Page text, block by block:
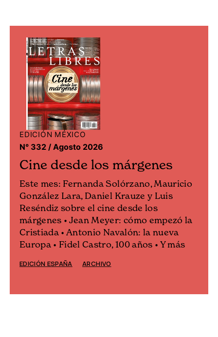
EDICIÓN MÉXICO
N° 332 / Agosto 2026
Cine desde los márgenes
Este mes: Fernanda Solórzano, Mauricio
González Lara, Daniel Krauze y Luis
Reséndiz sobre el cine desde los
márgenes • Jean Meyer: cómo empezó la
Cristiada • Antonio Navalón: la nueva
Europa • Fidel Castro, 100 años • Y más
EDICIÓN ESPAÑA ARCHIVO